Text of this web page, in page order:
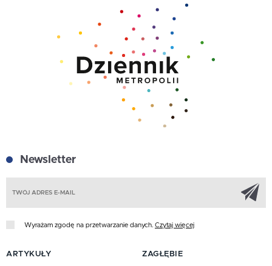
Newsletter
Wyrażam zgodę na przetwarzanie danych. Czytaj więcej
ARTYKUŁY ZAGŁĘBIE